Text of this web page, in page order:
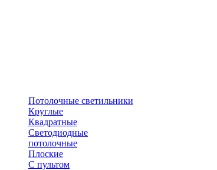
Потолочные светильники
Круглые
Квадратные
Светодиодные
потолочные
Плоские
С пультом